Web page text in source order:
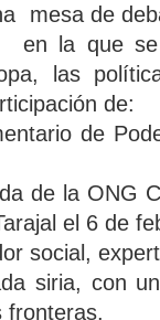
mesa de
en la que
las
de:
de
de la ONG
el 6 de
social,
siria, con
fronteras.